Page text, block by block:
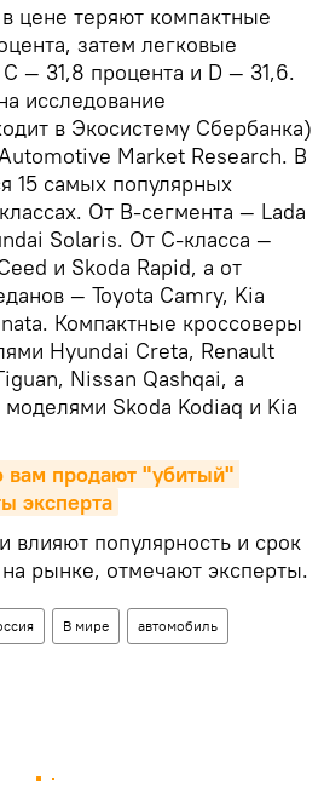
цене теряют компактные
затем легковые
— 31,8 процента и D — 31,6.
исследование
в Экосистему Сбербанка)
Market Research. В
15 самых популярных
От B-сегмента — Lada
Solaris. От С-класса —
и Skoda Rapid, а от
— Toyota Camry, Kia
Компактные кроссоверы
Hyundai Creta, Renault
Nissan Qashqai, а
Skoda Kodiaq и Kia
вам продают "убитый"
эксперта
влияют популярность и срок
рынке, отмечают эксперты.
В мире автомобиль